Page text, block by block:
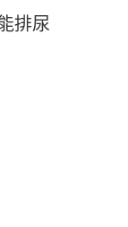
排尿